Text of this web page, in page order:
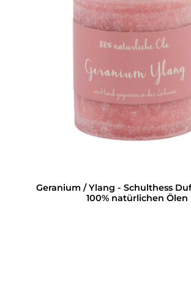
Geranium / Ylang - Schulthess
100% natürlichen Ölen